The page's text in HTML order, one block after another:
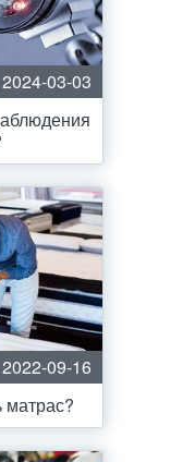
2024-03-03
2022-09-16
матрас?